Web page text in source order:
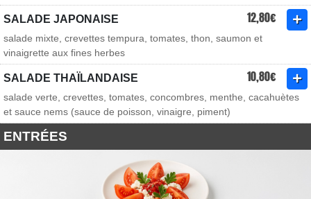
SALADE JAPONAISE 12,80€
salade mixte, crevettes tempura, tomates, thon, saumon et
vinaigrette aux fines herbes
SALADE THAÏLANDAISE 10,80€
salade verte, crevettes, tomates, concombres, menthe, cacahuètes
et sauce nems (sauce de poisson, vinaigre, piment)
ENTRÉES